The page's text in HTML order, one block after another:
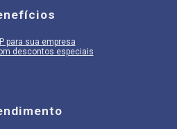
para sua empresa
descontos especiais